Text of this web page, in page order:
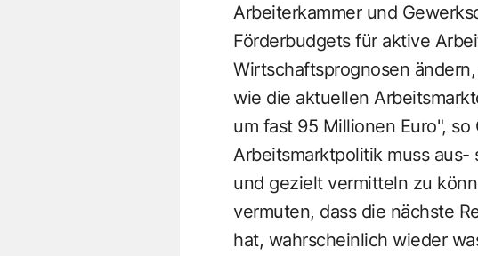
Arbeiterkammer und
Förderbudgets für aktive
Wirtschaftsprognosen
wie die aktuellen
um fast 95 Millionen Euro",
Arbeitsmarktpolitik muss
und gezielt vermitteln zu
vermuten, dass die nächste
hat, wahrscheinlich wieder